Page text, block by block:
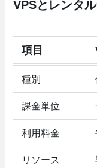
VPSとレンタ
項目
種別
課金単位
利用料金
リソース